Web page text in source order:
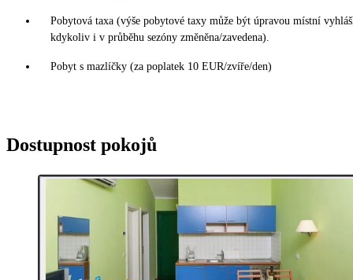
Pobytová taxa (výše pobytové taxy může být úpravou místní
kdykoliv i v průběhu sezóny změněna/zavedena).
Pobyt s mazlíčky (za poplatek 10 EUR/zvíře/den)
Dostupnost pokojů